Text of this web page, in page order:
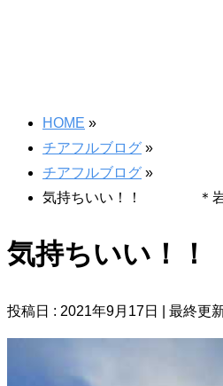
HOME »
チアフルブログ »
チアフルブログ »
気持ちいい！！ ＊岩沼
気持ちいい！
投稿日 : 2021年9月17日 最終更